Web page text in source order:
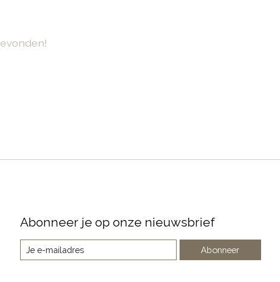
Abonneer je op onze nieuwsbrief
Abonneer